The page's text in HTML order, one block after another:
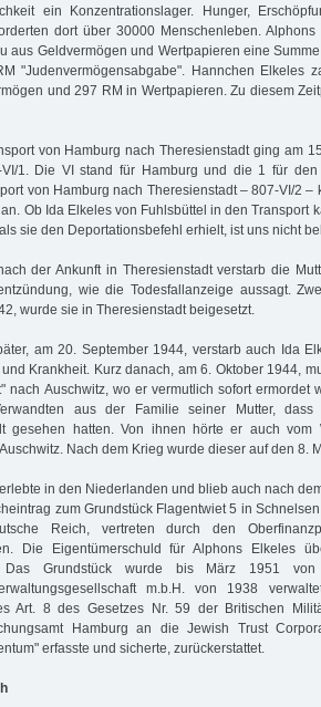
ein Konzentrationslager. Hunger,
dort über 30000 Menschenleben.
aus Geldvermögen und Wertpapieren eine
"Judenvermögensabgabe". Hannchen Elkeles
und 297 RM in Wert­papieren. Zu diesem
von Hamburg nach Theresienstadt ging am
VI/1. Die VI stand für Hamburg und die 1 für
von Hamburg nach Theresienstadt – 807-VI/2 –
Ob Ida Elkeles von Fuhlsbüttel in den Transport
sie den Deportationsbefehl erhielt, ist uns nicht
der Ankunft in Theresienstadt verstarb die
wie die Todesfallanzeige aussagt.
wurde sie in Theresienstadt beigesetzt.
am 20. September 1944, verstarb auch Ida
Krankheit. Kurz danach, am 6. Oktober 1944,
nach Auschwitz, wo er vermutlich sofort ermordet
aus der Familie seiner Mutter,
gesehen hatten. Von ihnen hörte er auch vom
Nach dem Krieg wurde dieser auf den 8.
in den Niederlanden und blieb auch nach
zum Grundstück Flagentwiet 5 in
Reich, vertreten durch den
Die Eigentümerschuld für Alphons Elkeles
Das Grundstück wurde bis März 1951 von
m.b.H. von 1938
Art. 8 des Gesetzes Nr. 59 der Britischen
Hamburg an die Jewish Trust
erfasste und sicherte, zurückerstattet.